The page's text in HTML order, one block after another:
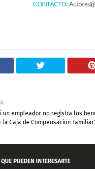
un empleador no registra los
Caja de Compensación
PUEDEN INTERESARTE